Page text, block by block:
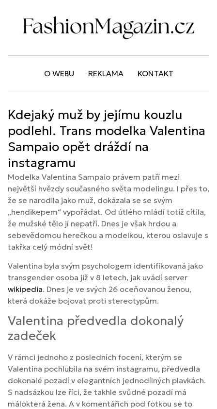
O WEBU REKLAMA KONTAKT
Kdejaký muž by jejímu kouzlu
podlehl. Trans modelka Valentina
Sampaio opět dráždí na
instagramu
Modelka Valentina Sampaio právem patří mezi
největší hvězdy současného světa modelingu. I přes to,
že se narodila jako muž, dokázala se se svým
„hendikepem“ vypořádat. Od útlého mládí totiž cítila,
že mužské tělo jí nepatří. Dnes je však hrdou a
sebevědomou herečkou a modelkou, kterou oslavuje s
takřka celý módní svět!
Valentina byla svým psychologem identifikovaná jako
transgender osoba již v 8 letech, jak uvádí server
wikipedia. Dnes je ve svých 26 oceňovanou ženou,
která dokáže bojovat proti stereotypům.
Valentina předvedla dokonalý
zadeček
V rámci jednoho z posledních focení, kterým se
Valentina pochlubila na svém instagramu, předvedla
dokonalé pozadí v elegantních jednodílných plavkách.
S nadsázkou lze říci, že takhle svůdné pozadí má
málokterá žena. A v komentářích pod fotkou se to